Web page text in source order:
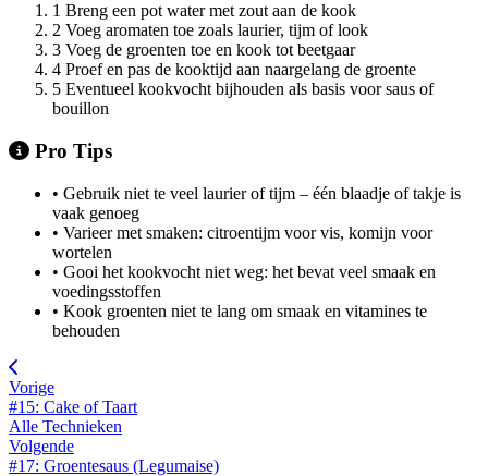
1 Breng een pot water met zout aan de kook
2 Voeg aromaten toe zoals laurier, tijm of look
3 Voeg de groenten toe en kook tot beetgaar
4 Proef en pas de kooktijd aan naargelang de groente
5 Eventueel kookvocht bijhouden als basis voor saus of
bouillon
Pro Tips
• Gebruik niet te veel laurier of tijm – één blaadje of takje is
vaak genoeg
• Varieer met smaken: citroentijm voor vis, komijn voor
wortelen
• Gooi het kookvocht niet weg: het bevat veel smaak en
voedingsstoffen
• Kook groenten niet te lang om smaak en vitamines te
behouden
Vorige
#15: Cake of Taart
Alle Technieken
Volgende
#17: Groentesaus (Legumaise)